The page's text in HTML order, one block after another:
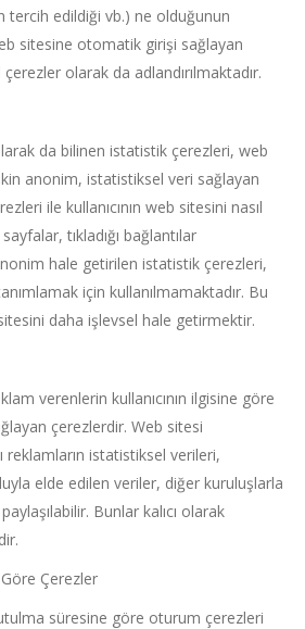
tercih edildiği vb.) ne olduğunun
sitesine otomatik girişi sağlayan
olarak da adlandırılmaktadır.
da bilinen istatistik çerezleri, web
anonim, istatistiksel veri sağlayan
ile kullanıcının web sitesini nasıl
tıkladığı bağlantılar
hale getirilen istatistik çerezleri,
için kullanılmamaktadır. Bu
daha işlevsel hale getirmektir.
verenlerin kullanıcının ilgisine göre
çerezlerdir. Web sitesi
reklamların istatistiksel verileri,
elde edilen veriler, diğer kuruluşlarla
Bunlar kalıcı olarak
Çerezler
süresine göre oturum çerezleri